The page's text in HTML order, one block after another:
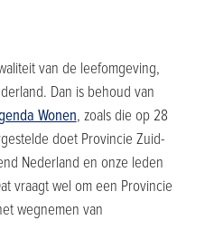
van de leefomgeving,
Dan is behoud van
Wonen, zoals die op 28
doet Provincie Zuid-
Nederland en onze leden
vraagt wel om een Provincie
wegnemen van